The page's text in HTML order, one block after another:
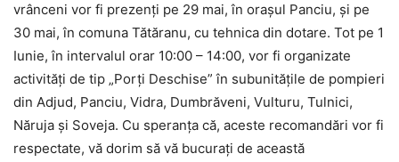
vrânceni vor fi prezenți pe 29 mai, în orașul Panciu, și pe
30 mai, în comuna Tătăranu, cu tehnica din dotare. Tot pe 1
Iunie, în intervalul orar 10:00 – 14:00, vor fi organizate
activități de tip „Porți Deschise” în subunitățile de pompieri
din Adjud, Panciu, Vidra, Dumbrăveni, Vulturu, Tulnici,
Năruja și Soveja. Cu speranța că, aceste recomandări vor fi
respectate, vă dorim să vă bucurați de această